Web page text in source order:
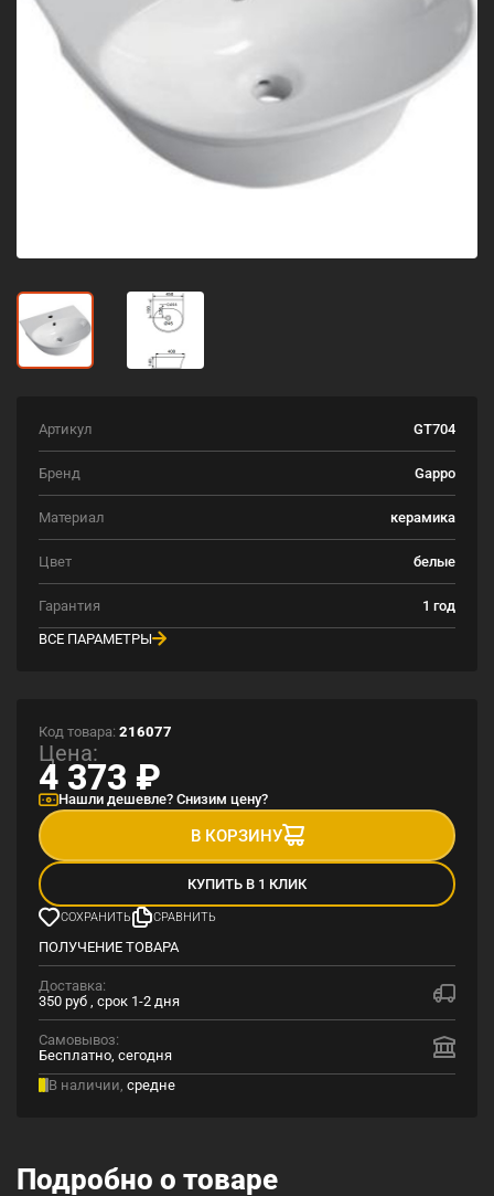
Артикул GT704
Бренд Gappo
Материал керамика
Цвет белые
Гарантия
1 год
ВСЕ ПАРАМЕТРЫ
Код товара: 216077
Цена:
4 373 ₽
Нашли дешевле? Снизим цену?
В КОРЗИНУ
КУПИТЬ В 1 КЛИК
СОХРАНИТЬ СРАВНИТЬ
ПОЛУЧЕНИЕ ТОВАРА
Доставка:
350 руб , срок 1-2 дня
Самовывоз:
Бесплатно, сегодня
В наличии, средне
Подробно о товаре